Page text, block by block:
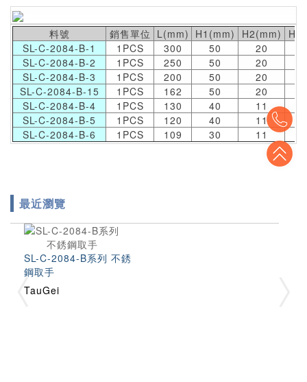
料號 銷售單位 L(mm) H1(mm) H2(mm)
SL-C-2084-B-1
1PCS 300 50 20
SL-C-2084-B-2
1PCS 250 50 20
SL-C-2084-B-3
1PCS 200 50 20
SL-C-2084-B-15
1PCS 162 50 20
SL-C-2084-B-4
1PCS 130 40 11
SL-C-2084-B-5
1PCS 120 40 11
SL-C-2084-B-6
1PCS 109 30 11
最近瀏覽
SL-C-2084-B系列 不銹
鋼取手
TauGei